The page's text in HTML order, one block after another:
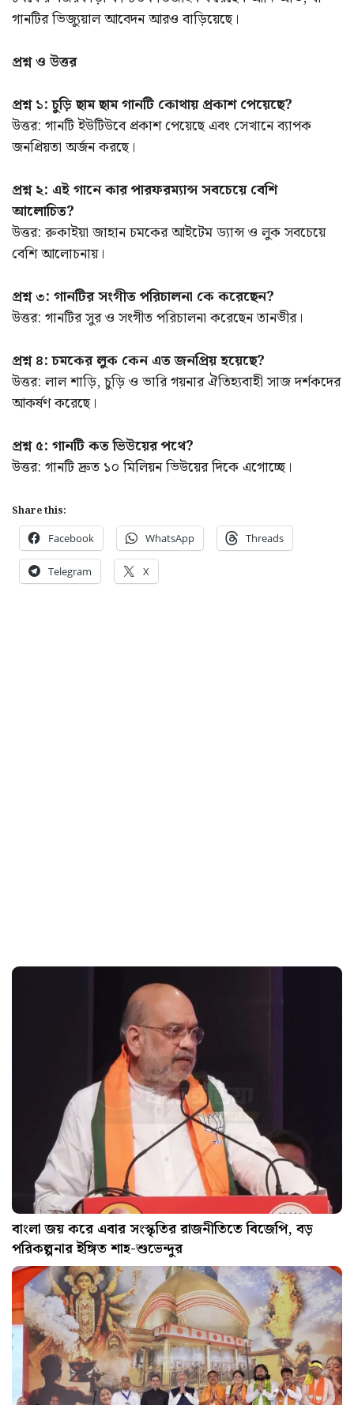
গানটির ভিজ্যুয়াল আবেদন আরও বাড়িয়েছে।
প্রশ্ন ও উত্তর
প্রশ্ন ১: চুড়ি ছাম ছাম গানটি কোথায় প্রকাশ পেয়েছে?
উত্তর: গানটি ইউটিউবে প্রকাশ পেয়েছে এবং সেখানে ব্যাপক
জনপ্রিয়তা অর্জন করছে।
প্রশ্ন ২: এই গানে কার পারফরম্যান্স সবচেয়ে বেশি
আলোচিত?
উত্তর: রুকাইয়া জাহান চমকের আইটেম ড্যান্স ও লুক সবচেয়ে
বেশি আলোচনায়।
প্রশ্ন ৩: গানটির সংগীত পরিচালনা কে করেছেন?
উত্তর: গানটির সুর ও সংগীত পরিচালনা করেছেন তানভীর।
প্রশ্ন ৪: চমকের লুক কেন এত জনপ্রিয় হয়েছে?
উত্তর: লাল শাড়ি, চুড়ি ও ভারি গয়নার ঐতিহ্যবাহী সাজ দর্শকদের
আকর্ষণ করেছে।
প্রশ্ন ৫: গানটি কত ভিউয়ের পথে?
উত্তর: গানটি দ্রুত ১০ মিলিয়ন ভিউয়ের দিকে এগোচ্ছে।
Share this:
Facebook WhatsApp Threads
Telegram X
বাংলা জয় করে এবার সংস্কৃতির রাজনীতিতে বিজেপি, বড়
পরিকল্পনার ইঙ্গিত শাহ-শুভেন্দুর